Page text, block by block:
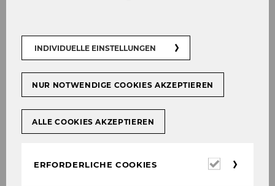
INDIVIDUELLE EINSTELLUNGEN
NUR NOTWENDIGE COOKIES AKZEPTIEREN
ALLE COOKIES AKZEPTIEREN
ERFORDERLICHE COOKIES